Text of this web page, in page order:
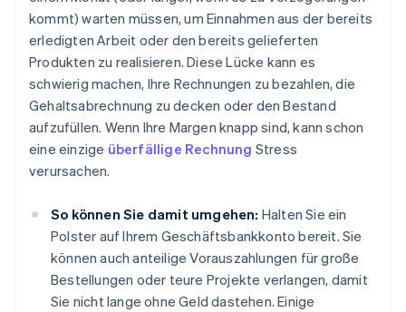
kommt) warten müssen, um Einnahmen aus der bereits
erledigten Arbeit oder den bereits gelieferten
Produkten zu realisieren. Diese Lücke kann es
schwierig machen, Ihre Rechnungen zu bezahlen, die
Gehaltsabrechnung zu decken oder den Bestand
aufzufüllen. Wenn Ihre Margen knapp sind, kann schon
eine einzige überfällige Rechnung Stress
verursachen.
So können Sie damit umgehen: Halten Sie ein
Polster auf Ihrem Geschäftsbankkonto bereit. Sie
können auch anteilige Vorauszahlungen für große
Bestellungen oder teure Projekte verlangen, damit
Sie nicht lange ohne Geld dastehen. Einige